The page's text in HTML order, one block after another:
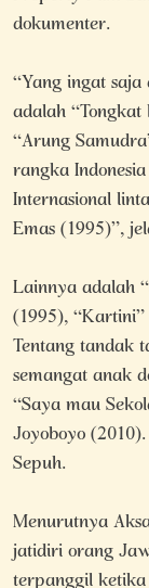
dokumenter.
“Yang ingat
adalah
“Arung
rangka
Internasional
Emas (1995)”,
Lainnya adalah
(1995),
Tentang tandak
semangat anak
“Saya mau
Joyoboyo
Sepuh.
Menurutnya
jatidiri orang